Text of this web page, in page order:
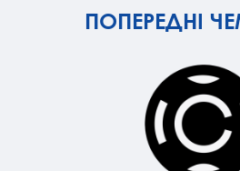
ПОПЕРЕДНІ